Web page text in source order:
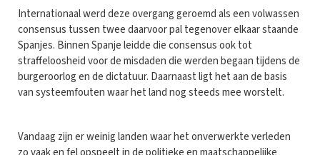
Internationaal werd deze overgang geroemd als een volwassen
consensus tussen twee daarvoor pal tegenover elkaar staande
Spanjes. Binnen Spanje leidde die consensus ook tot
straffeloosheid voor de misdaden die werden begaan tijdens de
burgeroorlog en de dictatuur. Daarnaast ligt het aan de basis
van systeemfouten waar het land nog steeds mee worstelt.
Vandaag zijn er weinig landen waar het onverwerkte verleden